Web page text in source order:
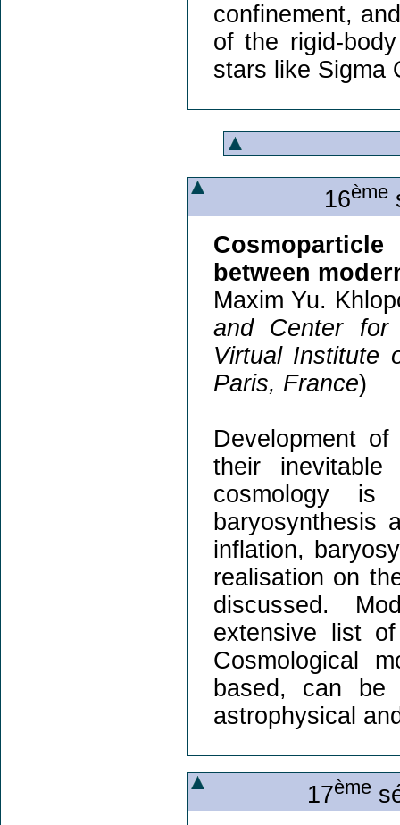
confinement,
of the rigid-
stars like Sigma
16ème
between
Maxim Yu.
and Center for
Virtual Institute
Paris, France)
Development
their inevitable
cosmology is
baryosynthesis
inflation,
realisation on
discussed.
extensive list
Cosmological
based, can be
astrophysical
17ème